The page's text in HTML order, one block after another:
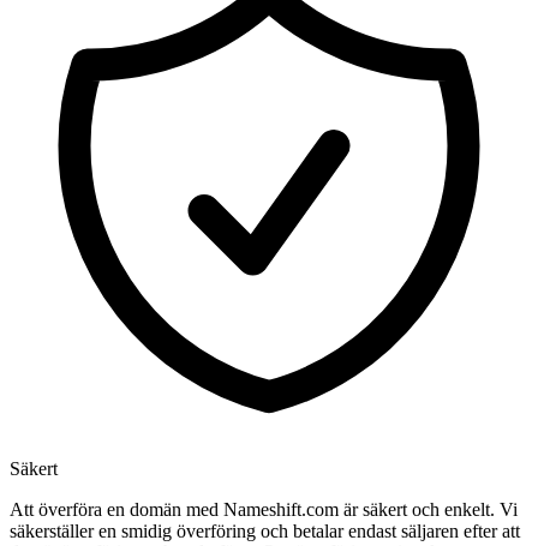
Säkert
Att överföra en domän med Nameshift.com är säkert och enkelt. Vi
säkerställer en smidig överföring och betalar endast säljaren efter att